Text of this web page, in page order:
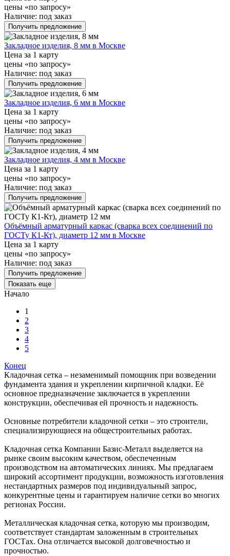
цены «по запросу»
Наличие: под заказ
Получить предложение
Закладное изделия, 8 мм в Москве
Цена за 1 карту
цены «по запросу»
Наличие: под заказ
Получить предложение
Закладное изделия, 6 мм в Москве
Цена за 1 карту
цены «по запросу»
Наличие: под заказ
Получить предложение
Закладное изделия, 4 мм в Москве
Цена за 1 карту
цены «по запросу»
Наличие: под заказ
Получить предложение
Объёмный арматурный каркас (сварка всех соединений по
ГОСТу К1-Кт), диаметр 12 мм в Москве
Цена за 1 карту
цены «по запросу»
Наличие: под заказ
Получить предложение
Показать еще
Начало
1
2
3
4
5
Конец
Кладочная сетка – незаменимый помощник при возведении
фундамента здания и укреплении кирпичной кладки. Её
основное предназначение заключается в укреплении
конструкции, обеспечивая ей прочность и надежность.
Основные потребители кладочной сетки – это строители,
специализирующиеся на общестроительных работах.
Кладочная сетка Компании Базис-Металл выделяется на
рынке своим высоким качеством, обеспеченным
производством на автоматических линиях. Мы предлагаем
широкий ассортимент продукции, возможность изготовления
нестандартных размеров под индивидуальный запрос,
конкурентные цены и гарантируем наличие сетки во многих
регионах России.
Металлическая кладочная сетка, которую мы производим,
соответствует стандартам заложенным в строительных
ГОСТах. Она отличается высокой долговечностью и
прочностью.